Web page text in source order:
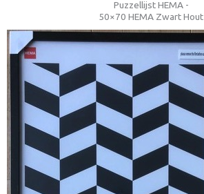
Puzzellijst HEMA -
50×70 HEMA Zwart Hout